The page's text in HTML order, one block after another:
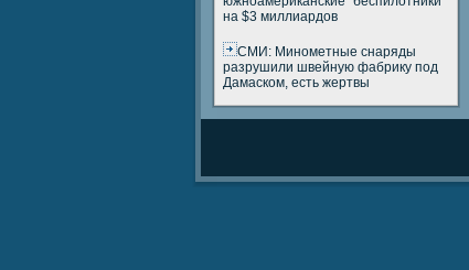
на $3 миллиардов
СМИ: Минометные снаряды
разрушили швейную фабрику под
Дамаском, есть жертвы